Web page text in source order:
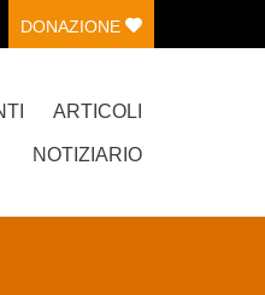
DONAZIONE
ARTICOLI
NOTIZIARIO